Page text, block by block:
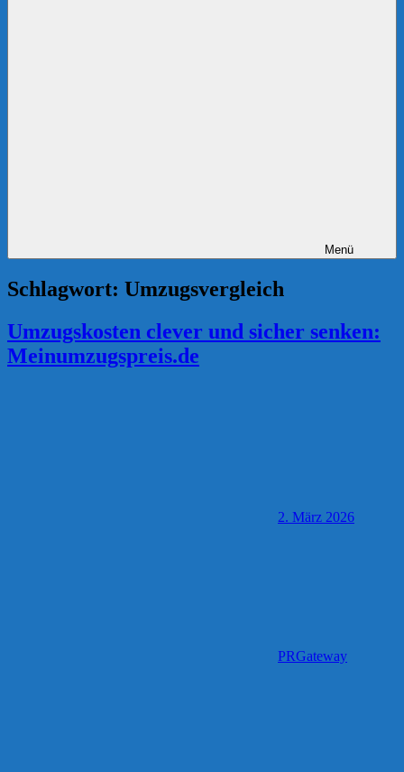
Menü
Schlagwort: Umzugsvergleich
Umzugskosten clever und sicher senken:
Meinumzugspreis.de
2. März 2026
PRGateway